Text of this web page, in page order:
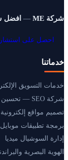
شركة ME — افضل
احصل على
خدماتنا
خدمات التسويق
شركة SEO — تحسين محركات البحث
تصميم مواقع إلكترونية
برمجة تطبيقات موبايل
إدارة السوشيال ميديا
الهوية البصرية